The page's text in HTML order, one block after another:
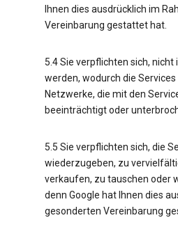
Ihnen dies ausdrücklich im
Vereinbarung gestattet hat.
5.4 Sie verpflichten sich, nicht
werden, wodurch die
Netzwerke, die mit den
beeinträchtigt oder
5.5 Sie verpflichten sich, die
wiederzugeben, zu
verkaufen, zu tauschen oder
denn Google hat Ihnen dies
gesonderten Vereinbarung